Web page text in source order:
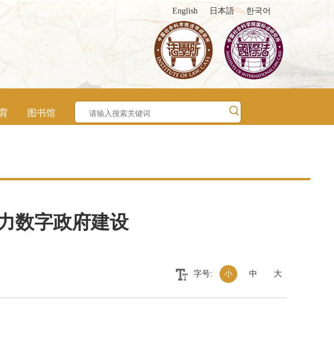
English 日本語 한국어
图书馆
数字政府建设
字号: 小 中 大